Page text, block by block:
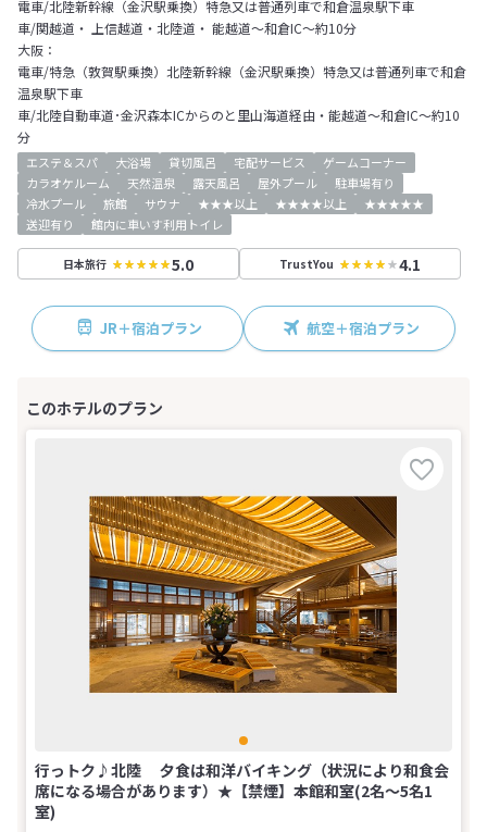
電車/北陸新幹線（金沢駅乗換）特急又は普通列車で和倉温泉駅下車
車/関越道・ 上信越道・北陸道・ 能越道～和倉IC～約10分
大阪：
電車/特急（敦賀駅乗換）北陸新幹線（金沢駅乗換）特急又は普通列車で和倉
温泉駅下車
車/北陸自動車道･金沢森本ICからのと里山海道経由・能越道～和倉IC～約10
分
エステ＆スパ 大浴場 貸切風呂 宅配サービス
ゲームコーナー
カラオケルーム
天然温泉 露天風呂 屋外プール
駐車場有り
冷水プール
旅館 サウナ ★★★以上 ★★★★以上
★★★★★
送迎有り
館内に車いす利用トイレ
日本旅行 5.0 TrustYou 4.1
JR＋宿泊プラン 航空＋宿泊プラン
行っトク♪北陸 夕食は和洋バイキング（状況により和食会
席になる場合があります）★【禁煙】本館和室(2名～5名1
室)